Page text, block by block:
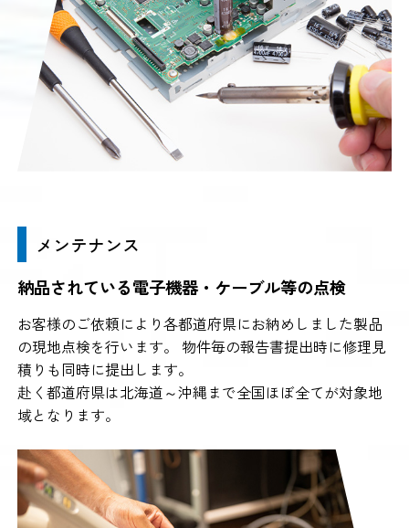
メンテナンス
納品されている電子機器・ケーブル等の点検
お客様のご依頼により各都道府県にお納めしました製品
の現地点検を行います。 物件毎の報告書提出時に修理見
積りも同時に提出します。
赴く都道府県は北海道～沖縄まで全国ほぼ全てが対象地
域となります。